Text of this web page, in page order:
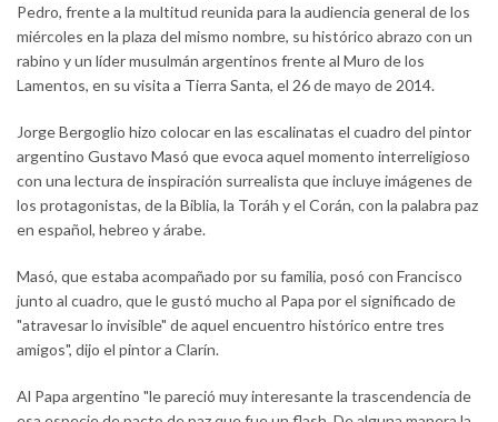
Pedro, frente a la multitud reunida para la audiencia general de los
miércoles en la plaza del mismo nombre, su histórico abrazo con un
rabino y un líder musulmán argentinos frente al Muro de los
Lamentos, en su visita a Tierra Santa, el 26 de mayo de 2014.
Jorge Bergoglio hizo colocar en las escalinatas el cuadro del pintor
argentino Gustavo Masó que evoca aquel momento interreligioso
con una lectura de inspiración surrealista que incluye imágenes de
los protagonistas, de la Biblia, la Toráh y el Corán, con la palabra paz
en español, hebreo y árabe.
Masó, que estaba acompañado por su familia, posó con Francisco
junto al cuadro, que le gustó mucho al Papa por el significado de
"atravesar lo invisible" de aquel encuentro histórico entre tres
amigos", dijo el pintor a Clarín.
Al Papa argentino "le pareció muy interesante la trascendencia de